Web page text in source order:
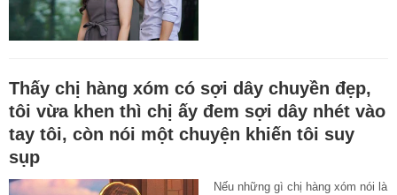
Thấy chị hàng xóm có sợi dây chuyền đẹp,
tôi vừa khen thì chị ấy đem sợi dây nhét vào
tay tôi, còn nói một chuyện khiến tôi suy
sụp
Nếu những gì chị hàng xóm nói là